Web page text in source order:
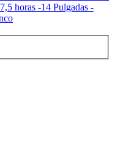
horas -14 Pulgadas -